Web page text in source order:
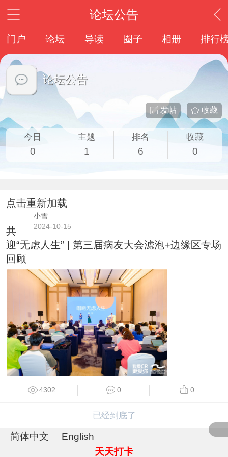
论坛公告
门户 论坛 导读 圈子 相册 排行
论坛公告
收藏
发帖
今日
0
主题
1
排名
6
收藏
0
点击重新加载
小雪
2024-10-15
共
迎“无虑人生” | 第三届病友大会滤泡+边缘区专场
回顾
4302 0 0
已经到底了
简体中文
English
天天打卡